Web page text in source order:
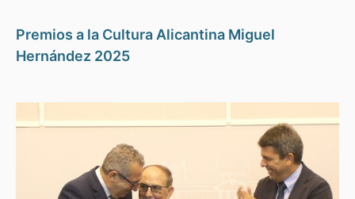
Premios a la Cultura Alicantina Miguel
Hernández 2025